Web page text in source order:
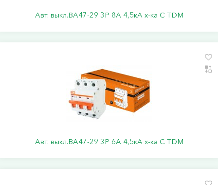
Авт. выкл.ВА47-29 3Р 8А 4,5кА х-ка С TDM
Авт. выкл.ВА47-29 3Р 6А 4,5кА х-ка С TDM